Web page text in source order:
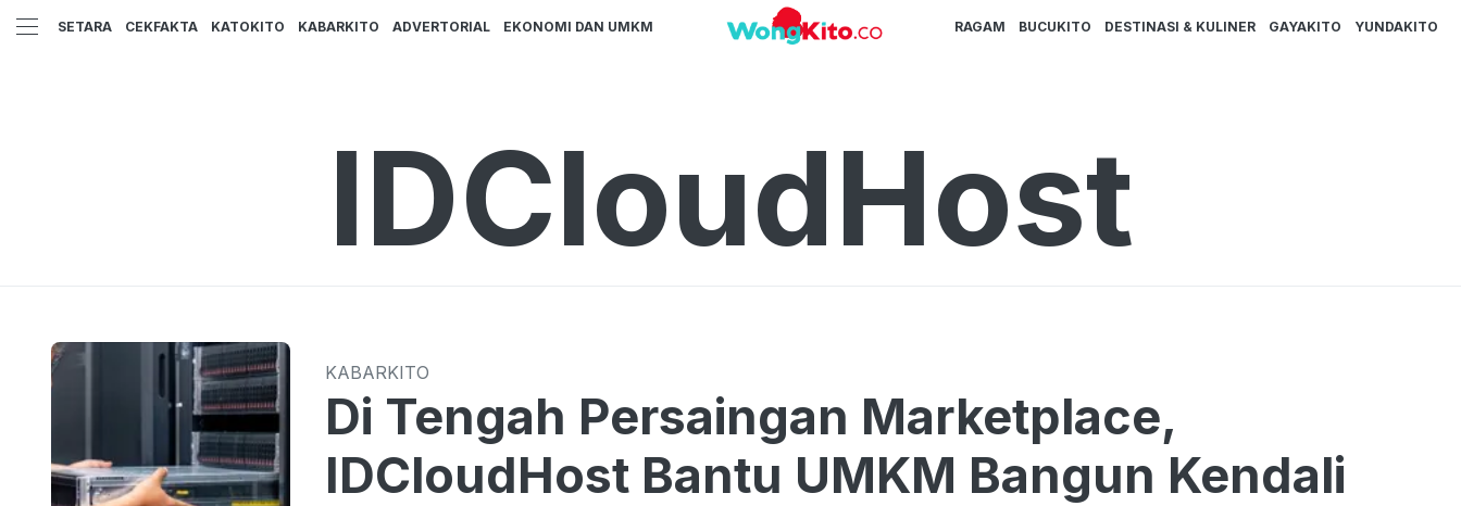
SETARA CEKFAKTA KATOKITO KABARKITO ADVERTORIAL EKONOMI DAN UMKM RAGAM BUCUKITO DESTINASI & KULINER GAYAKITO YUNDAKITO
IDCloudHost
KABARKITO
Di Tengah Persaingan Marketplace,
IDCloudHost Bantu UMKM Bangun Kendali